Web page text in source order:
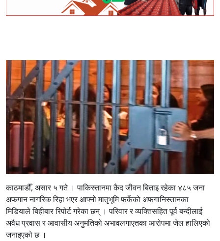
काठमाडौँ, असार ५ गते । पाकिस्तानमा कैद जीवन बिताइ रहेका ४८५ जना
अफगान नागरिक रिहा भएर आफ्नो मातृभूमि फर्केको अफगानिस्तानका
मिडियाले बिहीबार रिपोर्ट गरेका छन् । परिवार र व्यक्तिसहित पूर्व बन्दीलाई
अवैध प्रवास र आवासीय अनुमतिको अभावलगाएतका आरोपमा जेल हालिएको
जनाइएको छ ।